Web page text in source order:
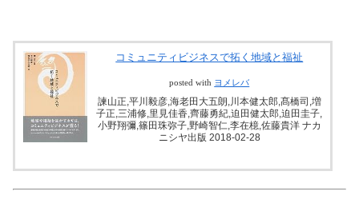
コミュニティビジネスで拓く地域と福祉
posted with ヨメレバ
諫山正,平川毅彦,海老田大五朗,川本健太郎,髙橋司,増
子正,三浦修,里見佳香,齊藤勇紀,迫田健太郎,迫田圭子,
小野翔彌,篠田珠弥子,野崎智仁,李在檍,佐藤貴洋 ナカ
ニシヤ出版 2018-02-28